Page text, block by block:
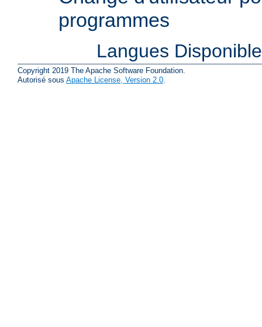
programmes
Langues
Copyright 2019 The Apache Software Foundation.
Autorisé sous Apache License, Version 2.0.